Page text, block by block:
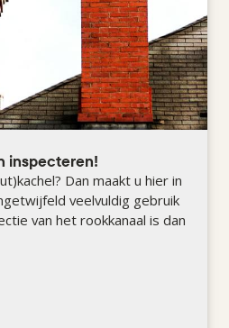
inspecteren!
Dan maakt u hier in
veelvuldig gebruik
van het rookkanaal is dan